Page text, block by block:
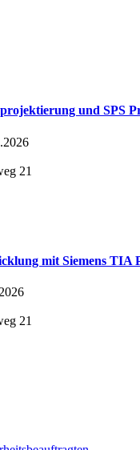
und SPS
21
mit Siemens TIA
21